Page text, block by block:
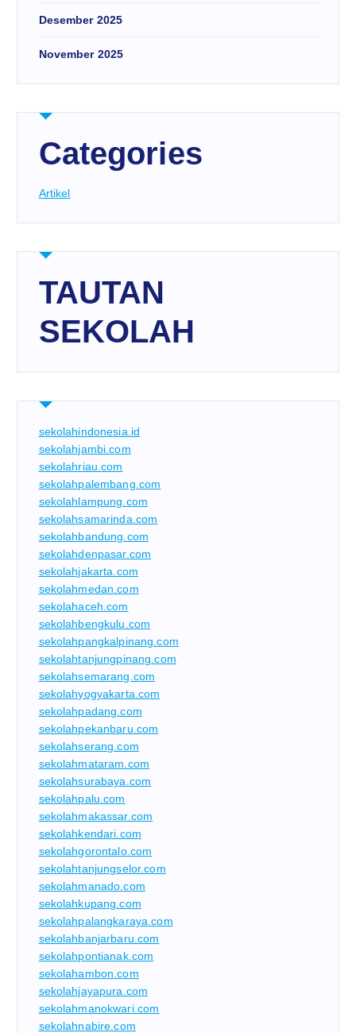
Desember 2025
November 2025
Categories
Artikel
TAUTAN
SEKOLAH
sekolahindonesia.id
sekolahjambi.com
sekolahriau.com
sekolahpalembang.com
sekolahlampung.com
sekolahsamarinda.com
sekolahbandung.com
sekolahdenpasar.com
sekolahjakarta.com
sekolahmedan.com
sekolahaceh.com
sekolahbengkulu.com
sekolahpangkalpinang.com
sekolahtanjungpinang.com
sekolahsemarang.com
sekolahyogyakarta.com
sekolahpadang.com
sekolahpekanbaru.com
sekolahserang.com
sekolahmataram.com
sekolahsurabaya.com
sekolahpalu.com
sekolahmakassar.com
sekolahkendari.com
sekolahgorontalo.com
sekolahtanjungselor.com
sekolahmanado.com
sekolahkupang.com
sekolahpalangkaraya.com
sekolahbanjarbaru.com
sekolahpontianak.com
sekolahambon.com
sekolahjayapura.com
sekolahmanokwari.com
sekolahnabire.com